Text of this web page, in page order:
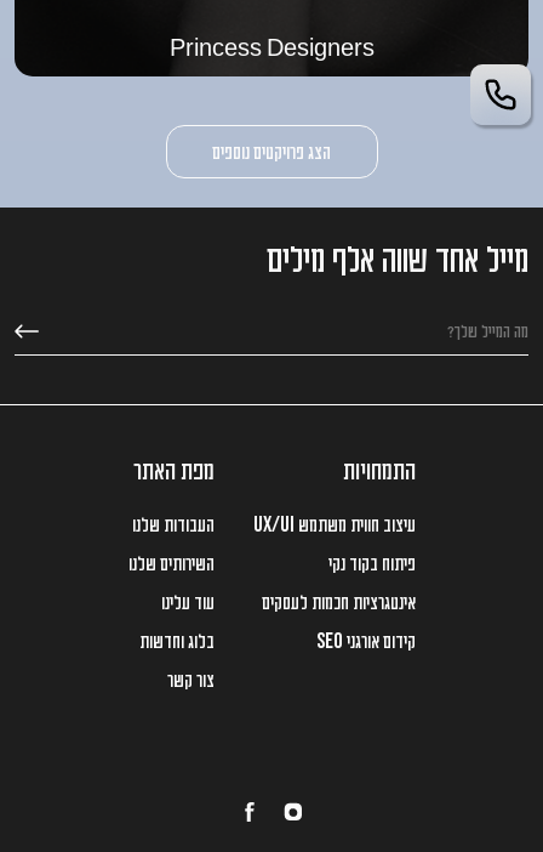
Princess Designers
הצג פרויקטים נוספים
מייל אחד שווה אלף מילים
התמחויות
עיצוב חווית משתמש UX/UI
פיתוח בקוד נקי
אינטגרציות חכמות לעסקים
קידום אורגניSEO
מפת האתר
העבודות שלנו
השירותים שלנו
עוד עלינו
בלוג וחדשות
צור קשר